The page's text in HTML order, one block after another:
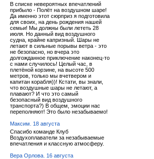
В списке невероятных впечатлений
прибыло - Полёт на воздушном шаре!
Да именно этот сюрприз я подготовила
для своих, на день рождения нашей
семьи! Мы должны были лететь 28
июля. Но данный вид воздушного
судна, крайне капризный. Шары не
летают в сильные порывы ветра - это
не безопасно, но вчера это
долгожданное приключение наконец-то
с нами случилось! Целый час, в
плетёной корзине, на высоте 500
метров, только мы вчетвером и
капитан корабля))! Кстати, вы знали,
что воздушные шары не летают, а
плавают? И что это самый
безопасный вид воздушного
транспорта?) В общем, эмоции нас
переполняют! Это было незабываемо!
Максим. 18 августа
Спасибо команде Клуб
Воздухоплаватели за незабываемые
впечатления и классную атмосферу.
Вера Орлова. 16 августа